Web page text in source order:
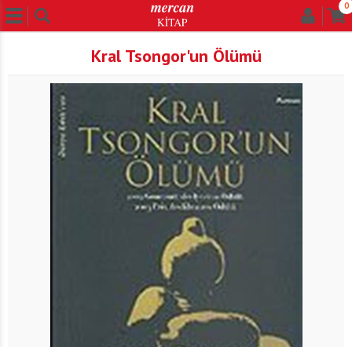
0
Kral Tsongor'un Ölümü